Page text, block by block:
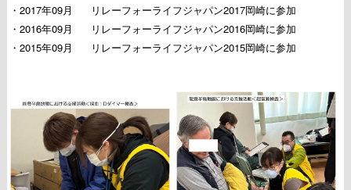
・2017年09月
リレーフォーライフジャパン2017岡崎に参加
・2016年09月
リレーフォーライフジャパン2016岡崎に参加
・2015年09月
リレーフォーライフジャパン2015岡崎に参加